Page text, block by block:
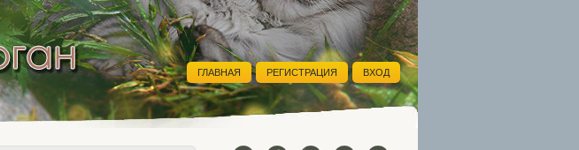
ГЛАВНАЯ РЕГИСТРАЦИЯ ВХОД